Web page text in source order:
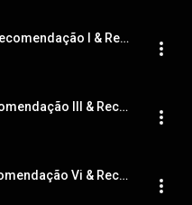
Conclusão - Parte III.2 & Recomendação I & Recomendação II.1 - Um Chamado à Oração
Recomendação II.2 & Recomendação III & Recomendação IV & Recomendação V.1 - Um Chamado à Oração
Recomendação V.2 & Recomendação Vi & Recomendação VII.1 - Um Chamado à Oração